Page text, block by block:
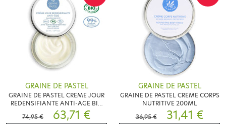
GRAINE DE PASTEL
GRAINE DE PASTEL CREME JOUR
REDENSIFIANTE ANTI-AGE BIO
50 ML
74,95 € 63,71 €
GRAINE DE PASTEL
GRAINE DE PASTEL CREME CORPS
NUTRITIVE 200ML
36,95 €
31,41 €